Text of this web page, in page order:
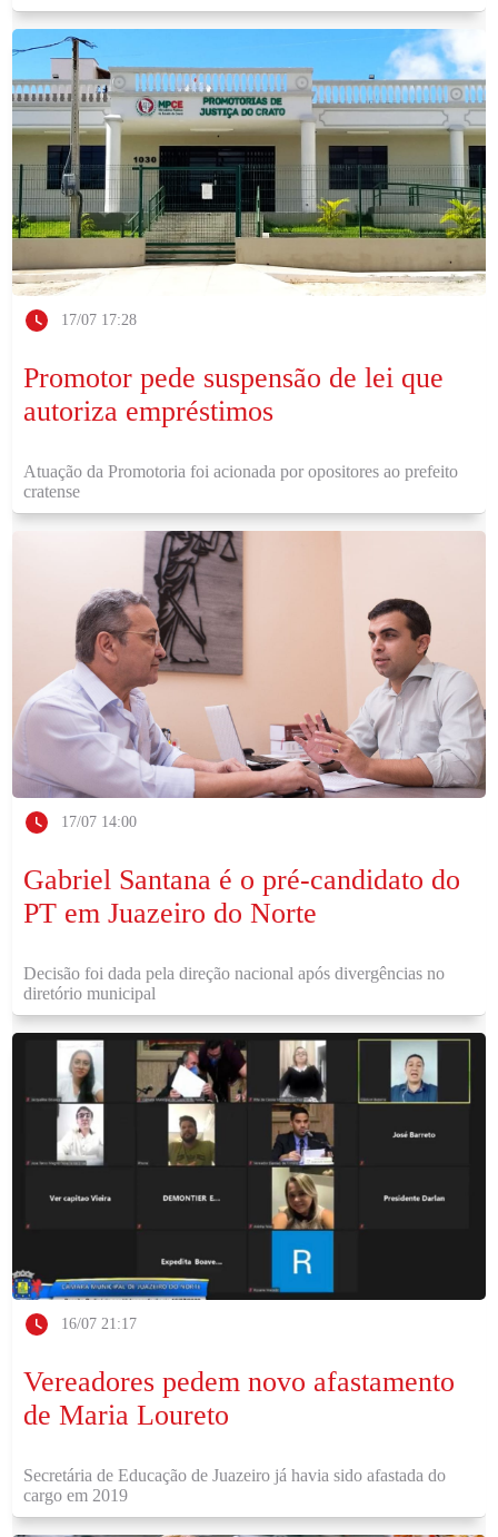
17/07 17:28
Promotor pede suspensão de lei que
autoriza empréstimos
Atuação da Promotoria foi acionada por opositores ao prefeito
cratense
17/07 14:00
Gabriel Santana é o pré-candidato do
PT em Juazeiro do Norte
Decisão foi dada pela direção nacional após divergências no
diretório municipal
16/07 21:17
Vereadores pedem novo afastamento
de Maria Loureto
Secretária de Educação de Juazeiro já havia sido afastada do
cargo em 2019